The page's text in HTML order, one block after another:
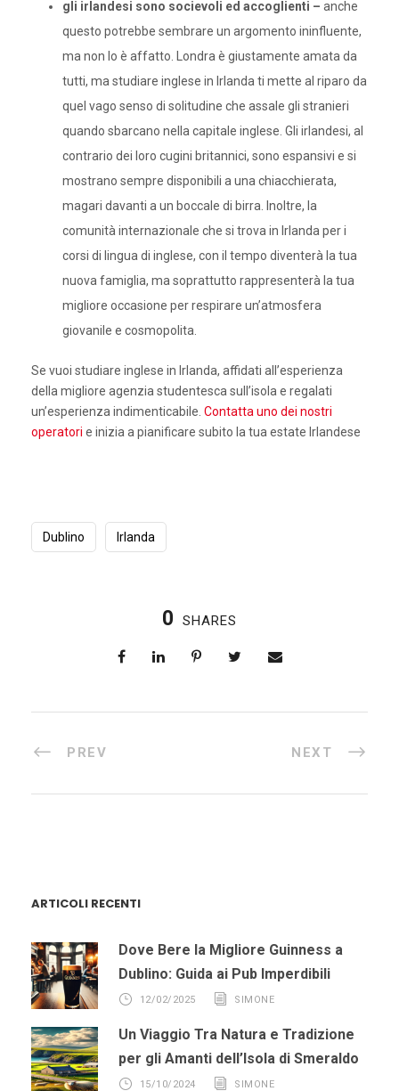
gli irlandesi sono socievoli ed accoglienti – anche
questo potrebbe sembrare un argomento ininfluente,
ma non lo è affatto. Londra è giustamente amata da
tutti, ma studiare inglese in Irlanda ti mette al riparo da
quel vago senso di solitudine che assale gli stranieri
quando sbarcano nella capitale inglese. Gli irlandesi, al
contrario dei loro cugini britannici, sono espansivi e si
mostrano sempre disponibili a una chiacchierata,
magari davanti a un boccale di birra. Inoltre, la
comunità internazionale che si trova in Irlanda per i
corsi di lingua di inglese, con il tempo diventerà la tua
nuova famiglia, ma soprattutto rappresenterà la tua
migliore occasione per respirare un’atmosfera
giovanile e cosmopolita.
Se vuoi studiare inglese in Irlanda, affidati all’esperienza
della migliore agenzia studentesca sull’isola e regalati
un’esperienza indimenticabile. Contatta uno dei nostri
operatori e inizia a pianificare subito la tua estate Irlandese
Dublino Irlanda
0 SHARES
PREV NEXT
ARTICOLI RECENTI
Dove Bere la Migliore Guinness a
Dublino: Guida ai Pub Imperdibili
12/02/2025 SIMONE
Un Viaggio Tra Natura e Tradizione
per gli Amanti dell’Isola di Smeraldo
15/10/2024 SIMONE